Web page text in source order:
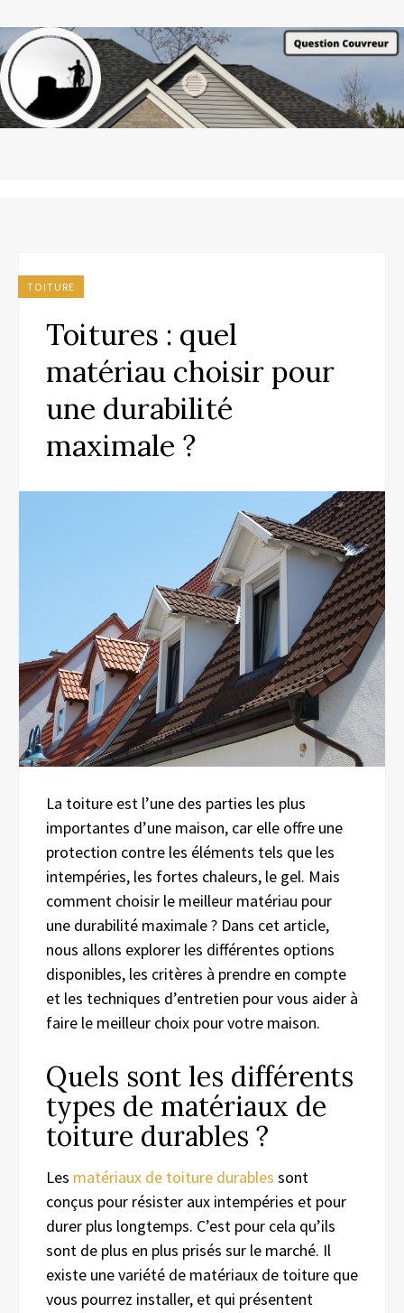
TOITURE
Toitures : quel
matériau choisir pour
une durabilité
maximale ?
La toiture est l’une des parties les plus
importantes d’une maison, car elle offre une
protection contre les éléments tels que les
intempéries, les fortes chaleurs, le gel. Mais
comment choisir le meilleur matériau pour
une durabilité maximale ? Dans cet article,
nous allons explorer les différentes options
disponibles, les critères à prendre en compte
et les techniques d’entretien pour vous aider à
faire le meilleur choix pour votre maison.
Quels sont les différents
types de matériaux de
toiture durables ?
Les matériaux de toiture durables sont
conçus pour résister aux intempéries et pour
durer plus longtemps. C’est pour cela qu’ils
sont de plus en plus prisés sur le marché. Il
existe une variété de matériaux de toiture que
vous pourrez installer, et qui présentent